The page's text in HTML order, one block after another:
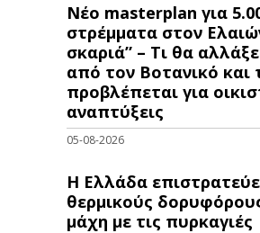
Νέο masterplan για
στρέμματα στον
σκαριά” – Τι θα
από τον Βοτανικό και
προβλέπεται για
αναπτύξεις
05-08-2026
Η Ελλάδα
θερμικούς
μάχη με τις πυρκαγιές